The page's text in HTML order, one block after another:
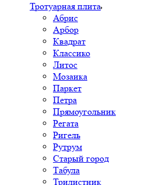
Тротуарная плита
Абрис
Арбор
Квадрат
Классико
Литос
Мозаика
Паркет
Петра
Прямоугольник
Регата
Ригель
Рутрум
Старый город
Табула
Трилистник